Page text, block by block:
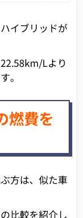
イブリッドが
Lより
。
燃費を
方は、似た車
比較を紹介し